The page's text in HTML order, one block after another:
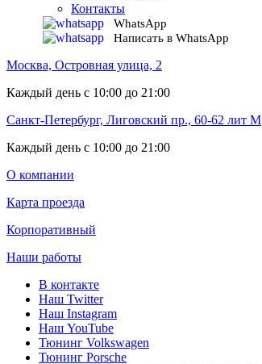
Контакты
WhatsApp
Написать в WhatsApp
Москва, Островная улица, 2
Каждый день с 10:00 до 21:00
Санкт-Петербург, Лиговский пр., 60-62 лит М
Каждый день с 10:00 до 21:00
О компании
Карта проезда
Корпоративный
Наши работы
В контакте
Наш Twitter
Наш Instagram
Наш YouTube
Тюнинг Volkswagen
Тюнинг Porsche